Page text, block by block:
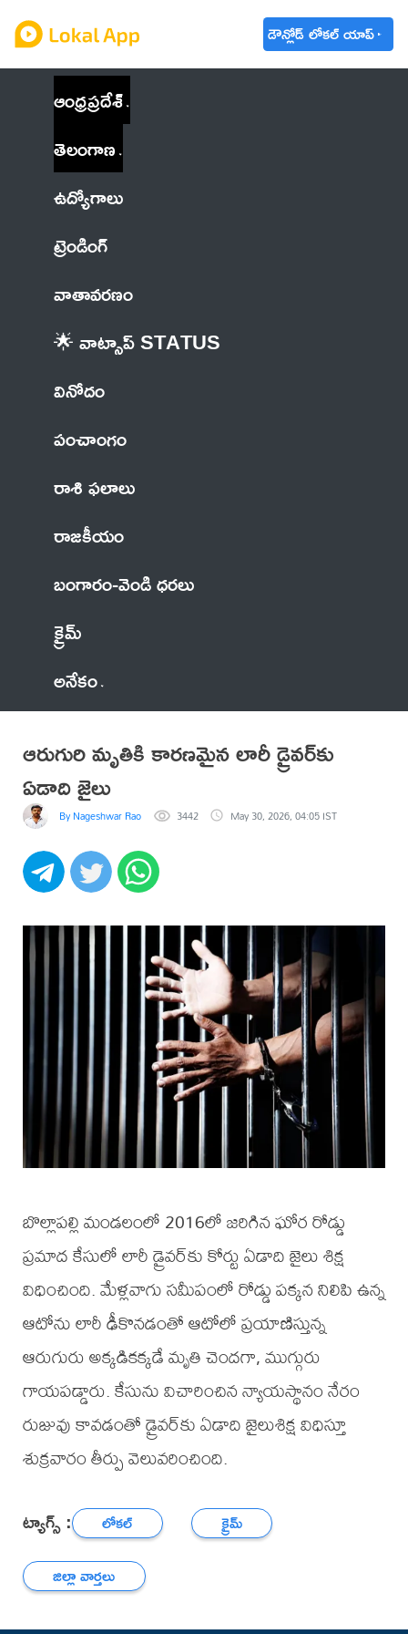
డౌన్లోడ్ లోకల్ యాప్
ఆంధ్రప్రదేశ్
తెలంగాణ
ఉద్యోగాలు
ట్రెండింగ్
వాతావరణం
🌟 వాట్సాప్ STATUS
వినోదం
పంచాంగం
రాశి ఫలాలు
రాజకీయం
బంగారం-వెండి ధరలు
క్రైమ్
అనేకం
ఆరుగురి మృతికి కారణమైన లారీ డ్రైవర్‌కు
ఏడాది జైలు
By Nageshwar Rao 3442 May 30, 2026, 04:05 IST
బొల్లాపల్లి మండలంలో 2016లో జరిగిన ఘోర రోడ్డు
ప్రమాద కేసులో లారీ డ్రైవర్‌కు కోర్టు ఏడాది జైలు శిక్ష
విధించింది. మేళ్లవాగు సమీపంలో రోడ్డు పక్కన నిలిపి ఉన్న
ఆటోను లారీ ఢీకొనడంతో ఆటోలో ప్రయాణిస్తున్న
ఆరుగురు అక్కడికక్కడే మృతి చెందగా, ముగ్గురు
గాయపడ్డారు. కేసును విచారించిన న్యాయస్థానం నేరం
రుజువు కావడంతో డ్రైవర్‌కు ఏడాది జైలుశిక్ష విధిస్తూ
శుక్రవారం తీర్పు వెలువరించింది.
ట్యాగ్స్ : లోకల్
క్రైమ్
జిల్లా వార్తలు